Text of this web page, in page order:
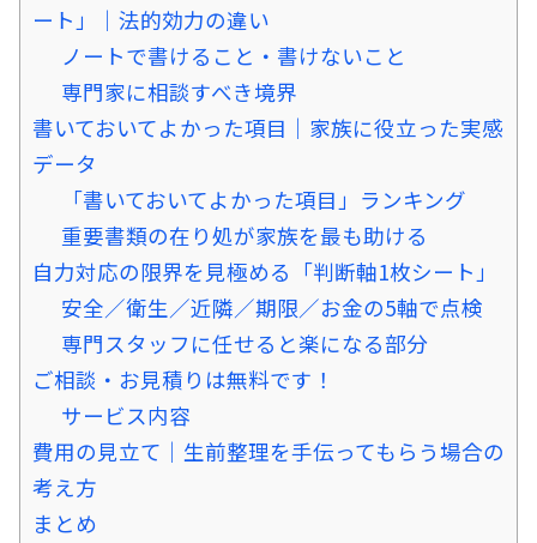
ート」｜法的効力の違い
ノートで書けること・書けないこと
専門家に相談すべき境界
書いておいてよかった項目｜家族に役立った実感
データ
「書いておいてよかった項目」ランキング
重要書類の在り処が家族を最も助ける
自力対応の限界を見極める「判断軸1枚シート」
安全／衛生／近隣／期限／お金の5軸で点検
専門スタッフに任せると楽になる部分
ご相談・お見積りは無料です！
サービス内容
費用の見立て｜生前整理を手伝ってもらう場合の
考え方
まとめ